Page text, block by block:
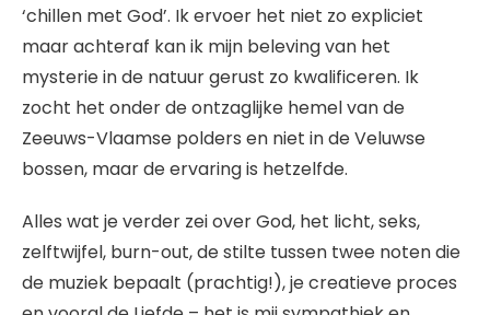
‘chillen met God’. Ik ervoer het niet zo expliciet
maar achteraf kan ik mijn beleving van het
mysterie in de natuur gerust zo kwalificeren. Ik
zocht het onder de ontzaglijke hemel van de
Zeeuws-Vlaamse polders en niet in de Veluwse
bossen, maar de ervaring is hetzelfde.
Alles wat je verder zei over God, het licht, seks,
zelftwijfel, burn-out, de stilte tussen twee noten die
de muziek bepaalt (prachtig!), je creatieve proces